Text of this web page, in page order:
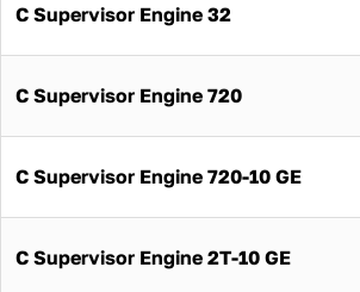
С Supervisor Engine 32
С Supervisor Engine 720
С Supervisor Engine 720-10 GE
С Supervisor Engine 2T-10 GE